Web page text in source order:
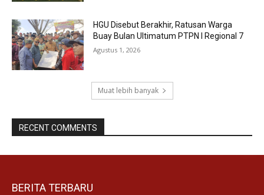
HGU Disebut Berakhir, Ratusan Warga
Buay Bulan Ultimatum PTPN I Regional 7
Agustus 1, 2026
Muat lebih banyak
RECENT COMMENTS
BERITA TERBARU